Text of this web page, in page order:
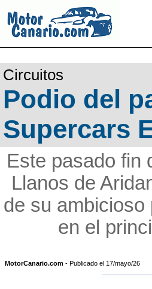
Circuitos
Podio del
Supercars
Este pasado fin
Llanos de
de su
en el
MotorCanario.com - Publicado el 17/mayo/26